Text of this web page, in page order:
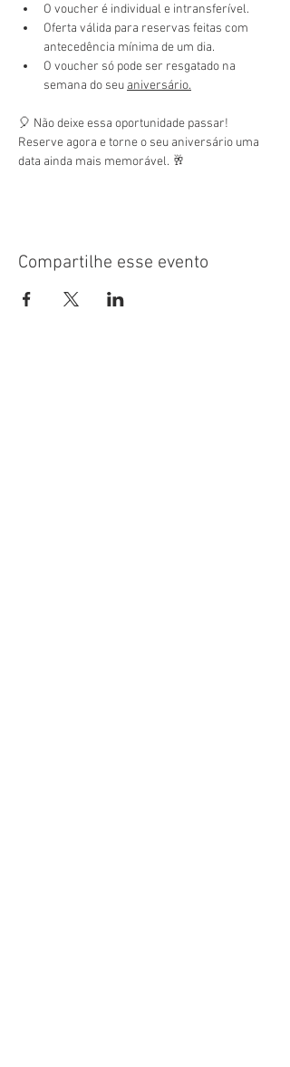
O voucher é individual e intransferível.
Oferta válida para reservas feitas com
antecedência mínima de um dia.
O voucher só pode ser resgatado na
semana do seu aniversário.
🎈 Não deixe essa oportunidade passar!
Reserve agora e torne o seu aniversário uma
data ainda mais memorável. 🥂
Compartilhe esse evento